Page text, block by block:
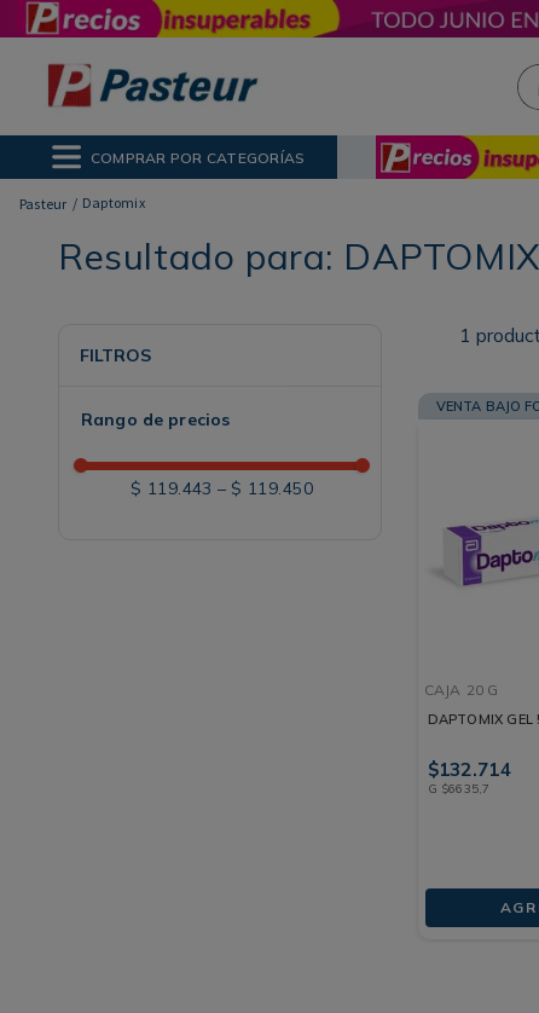
COMPRAR POR CATEGORÍAS
Daptomix
Resultado para: DAPTOMIX
FILTROS
Rango de precios
$ 119.443 – $ 119.450
1
VENTA BAJO
CAJA 20 G
DAPTOMIX GEL
$132.714
G $6635,7
MÁS BUSCADOS
Solar